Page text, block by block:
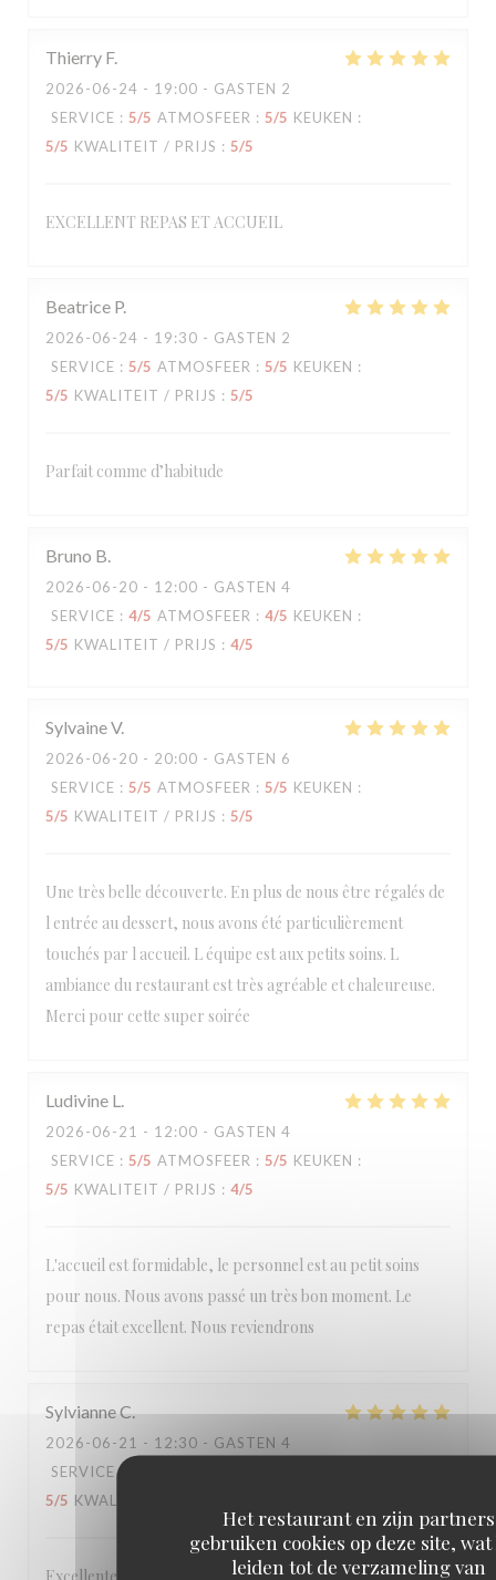
Het restaurant en zijn partners
gebruiken cookies op deze site,
leiden tot de verzameling van
Thierry F
2026-06-24 - 19:00 - GASTEN 2
SERVICE : 5/5 ATMOSFEER : 5/5 KEUKEN :
5/5 KWALITEIT / PRIJS : 5/5
EXCELLENT REPAS ET ACCUEIL
Beatrice P
2026-06-24 - 19:30 - GASTEN 2
SERVICE : 5/5 ATMOSFEER : 5/5 KEUKEN :
5/5 KWALITEIT / PRIJS : 5/5
Parfait comme d’habitude
Bruno B
2026-06-20 - 12:00 - GASTEN 4
SERVICE : 4/5 ATMOSFEER : 4/5 KEUKEN :
5/5 KWALITEIT / PRIJS : 4/5
SylvaineV
2026-06-20 - 20:00 - GASTEN 6
SERVICE : 5/5 ATMOSFEER : 5/5 KEUKEN :
5/5 KWALITEIT / PRIJS : 5/5
Une très belle découverte. En plus de nous être régalés de
l entrée au dessert, nous avons été particulièrement
touchés par l accueil. L équipe est aux petits soins. L
ambiance du restaurant est très agréable et chaleureuse.
Merci pour cette super soirée
Ludivine L
2026-06-21 - 12:00 - GASTEN 4
SERVICE : 5/5 ATMOSFEER : 5/5 KEUKEN :
5/5 KWALITEIT / PRIJS : 4/5
L'accueil est formidable, le personnel est au petit soins
pour nous. Nous avons passé un très bon moment. Le
repas était excellent. Nous reviendrons
SylvianneC
2026-06-21 - 12:30 - GASTEN 4
SERVICE:
5/5 KWALITEIT / PRIJS